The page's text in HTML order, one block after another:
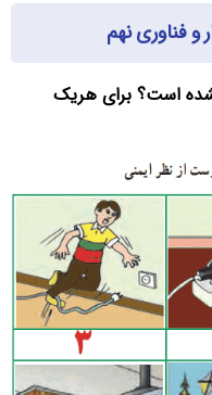
نشده است؟ برای هریک